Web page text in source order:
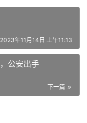
2023年11月14日 上午11:13
公安出手
下一篇